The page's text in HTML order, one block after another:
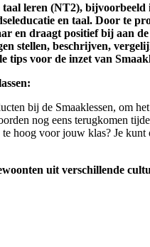
leren (NT2),
en taal. Door
en draagt positief bij aan
stellen, beschrijven,
tips voor de inzet van
bij de Smaaklessen, om
nog eens terugkomen
hoog voor jouw klas? Je kunt
uit verschillende